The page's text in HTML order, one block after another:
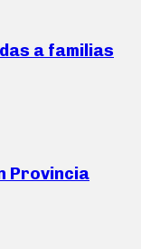
a familias
Provincia